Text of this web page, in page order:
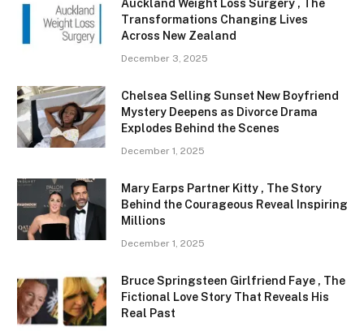
Auckland Weight Loss Surgery , The
Transformations Changing Lives
Across New Zealand
December 3, 2025
Chelsea Selling Sunset New Boyfriend
Mystery Deepens as Divorce Drama
Explodes Behind the Scenes
December 1, 2025
Mary Earps Partner Kitty , The Story
Behind the Courageous Reveal Inspiring
Millions
December 1, 2025
Bruce Springsteen Girlfriend Faye , The
Fictional Love Story That Reveals His
Real Past